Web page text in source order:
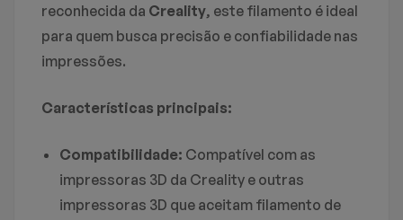
reconhecida da Creality, este filamento é ideal
para quem busca precisão e confiabilidade nas
impressões.
Características principais:
Compatibilidade: Compatível com as
impressoras 3D da Creality e outras
impressoras 3D que aceitam filamento de
Não há comentários ainda.